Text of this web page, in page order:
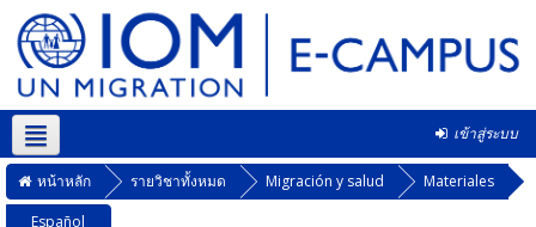
เข้าสู่ระบบ
Thai ‎(th)‎
หน้าหลัก รายวิชาทั้งหมด Migración y salud
Materiales
Español